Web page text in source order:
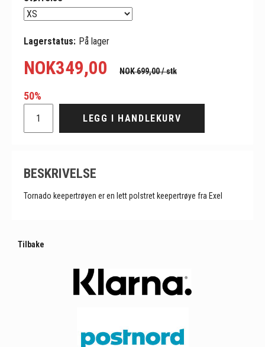
Lagerstatus: På lager
NOK349,00 NOK 699,00/ stk
50%
LEGG I HANDLEKURV
BESKRIVELSE
Tornado keepertrøyen er en lett polstret keepertrøye fra Exel
Tilbake